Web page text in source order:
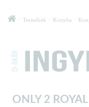
Termékek Konyha
ONLY 2